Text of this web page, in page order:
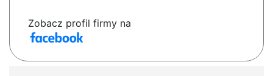
Zobacz profil firmy na